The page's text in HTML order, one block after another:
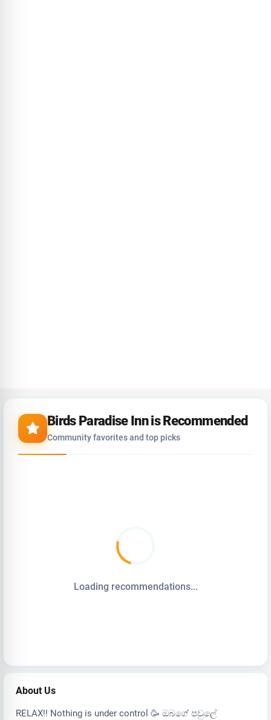
About Us
RELAX!! Nothing is under control 🥳 ඔබගේ පවුලේ
Birds Paradise Inn is Recommended
Community favorites and top picks
Loading recommendations...